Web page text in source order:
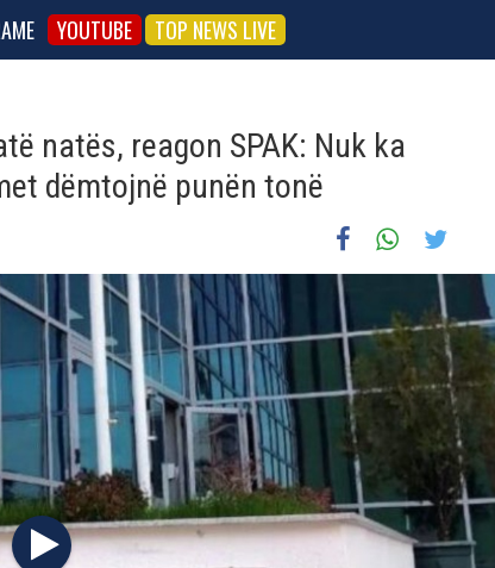
YOUTUBE TOP NEWS LIVE
natës, reagon SPAK: Nuk ka
dëmtojnë punën tonë